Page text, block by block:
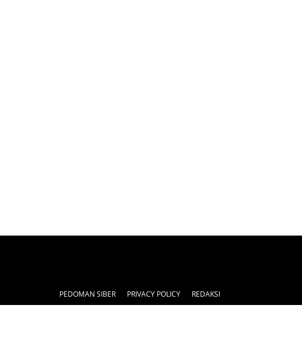
PEDOMAN SIBER PRIVACY POLICY REDAKSI